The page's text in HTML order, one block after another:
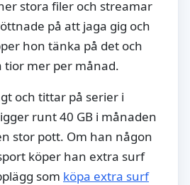
stora filer och streamar
på att jaga gig och
hon tänka på det och
tior mer per månad.
och tittar på serier i
runt 40 GB i månaden
stor pott. Om han någon
köper han extra surf
som köpa extra surf